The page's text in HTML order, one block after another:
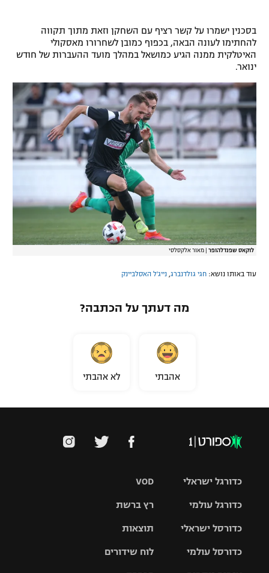
בסכנין ישמרו על קשר רציף עם השחקן וזאת מתוך תקווה
להחתימו לעונה הבאה, בכפוף כמובן לשחרורו מאסקולי
האיטלקית ממנה הגיע כמושאל במהלך מועד ההעברות של חודש
ינואר.
לוקאס שפנדלהופר מאור אלקסלסי
עוד באותו נושא: חגי גולדנברג, נייג'ל האסלביינק
מה דעתך על הכתבה?
אהבתי לא אהבתי
VOD
רץ ברשת
תוצאות
לוח שידורים
כדורגל ישראלי
כדורגל עולמי
האלופות
כדורסל ישראלי
כדורסל עולמי